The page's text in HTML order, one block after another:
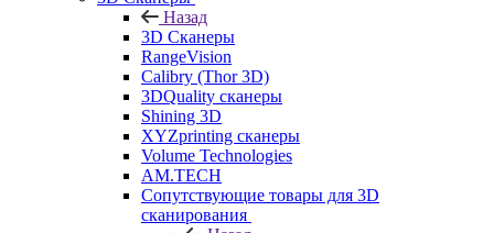
Назад
3D Сканеры
RangeVision
Calibry (Thor 3D)
3DQuality сканеры
Shining 3D
XYZprinting сканеры
Volume Technologies
AM.TECH
Сопутствующие товары для 3D
сканирования